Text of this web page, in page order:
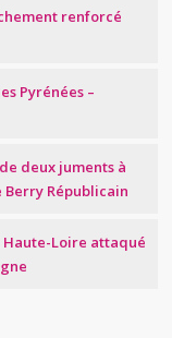
renforcé
Pyrénées –
deux juments à
Berry Républicain
Haute-Loire attaqué